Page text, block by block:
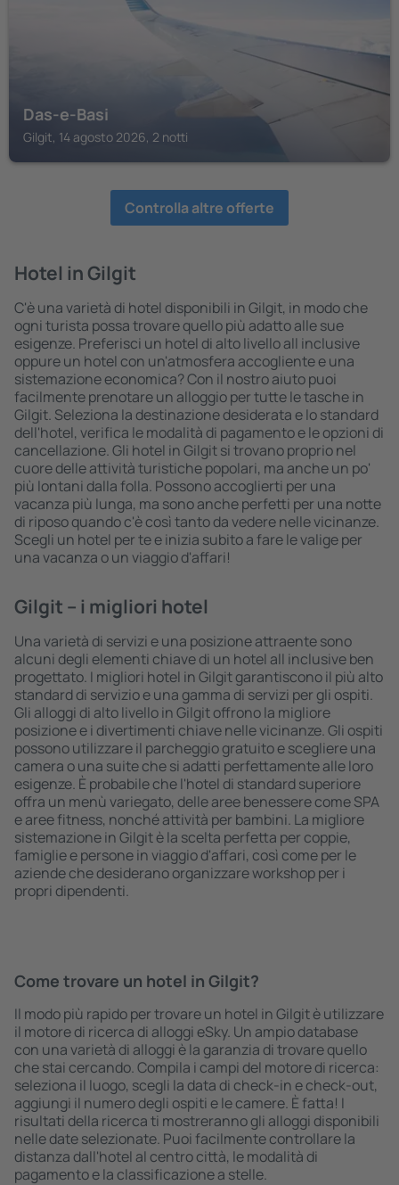
Das-e-Basi
Gilgit, 14 agosto 2026, 2 notti
Controlla altre offerte
Hotel in Gilgit
C'è una varietà di hotel disponibili in Gilgit, in modo che
ogni turista possa trovare quello più adatto alle sue
esigenze. Preferisci un hotel di alto livello all inclusive
oppure un hotel con un'atmosfera accogliente e una
sistemazione economica? Con il nostro aiuto puoi
facilmente prenotare un alloggio per tutte le tasche in
Gilgit. Seleziona la destinazione desiderata e lo standard
dell'hotel, verifica le modalità di pagamento e le opzioni di
cancellazione. Gli hotel in Gilgit si trovano proprio nel
cuore delle attività turistiche popolari, ma anche un po'
più lontani dalla folla. Possono accoglierti per una
vacanza più lunga, ma sono anche perfetti per una notte
di riposo quando c'è così tanto da vedere nelle vicinanze.
Scegli un hotel per te e inizia subito a fare le valige per
una vacanza o un viaggio d'affari!
Gilgit – i migliori hotel
Una varietà di servizi e una posizione attraente sono
alcuni degli elementi chiave di un hotel all inclusive ben
progettato. I migliori hotel in Gilgit garantiscono il più alto
standard di servizio e una gamma di servizi per gli ospiti.
Gli alloggi di alto livello in Gilgit offrono la migliore
posizione e i divertimenti chiave nelle vicinanze. Gli ospiti
possono utilizzare il parcheggio gratuito e scegliere una
camera o una suite che si adatti perfettamente alle loro
esigenze. È probabile che l'hotel di standard superiore
offra un menù variegato, delle aree benessere come SPA
e aree fitness, nonché attività per bambini. La migliore
sistemazione in Gilgit è la scelta perfetta per coppie,
famiglie e persone in viaggio d'affari, così come per le
aziende che desiderano organizzare workshop per i
propri dipendenti.
Come trovare un hotel in Gilgit?
Il modo più rapido per trovare un hotel in Gilgit è utilizzare
il motore di ricerca di alloggi eSky. Un ampio database
con una varietà di alloggi è la garanzia di trovare quello
che stai cercando. Compila i campi del motore di ricerca:
seleziona il luogo, scegli la data di check-in e check-out,
aggiungi il numero degli ospiti e le camere. È fatta! I
risultati della ricerca ti mostreranno gli alloggi disponibili
nelle date selezionate. Puoi facilmente controllare la
distanza dall'hotel al centro città, le modalità di
pagamento e la classificazione a stelle.